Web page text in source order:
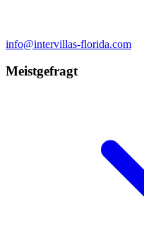
info@intervillas-florida.com
Meistgefragt